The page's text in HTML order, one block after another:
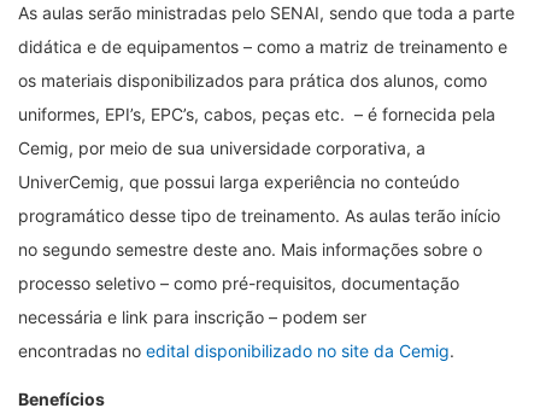
As aulas serão ministradas pelo SENAI, sendo que toda a parte
didática e de equipamentos – como a matriz de treinamento e
os materiais disponibilizados para prática dos alunos, como
uniformes, EPI’s, EPC’s, cabos, peças etc. – é fornecida pela
Cemig, por meio de sua universidade corporativa, a
UniverCemig, que possui larga experiência no conteúdo
programático desse tipo de treinamento. As aulas terão início
no segundo semestre deste ano. Mais informações sobre o
processo seletivo – como pré-requisitos, documentação
necessária e link para inscrição – podem ser
encontradas no edital disponibilizado no site da Cemig.
Benefícios